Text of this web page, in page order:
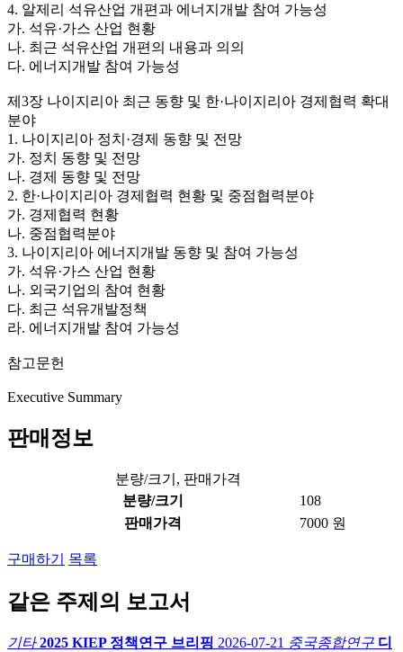
4. 알제리 석유산업 개편과 에너지개발 참여 가능성
가. 석유·가스 산업 현황
나. 최근 석유산업 개편의 내용과 의의
다. 에너지개발 참여 가능성
제3장 나이지리아 최근 동향 및 한·나이지리아 경제협력 확대
분야
1. 나이지리아 정치·경제 동향 및 전망
가. 정치 동향 및 전망
나. 경제 동향 및 전망
2. 한·나이지리아 경제협력 현황 및 중점협력분야
가. 경제협력 현황
나. 중점협력분야
3. 나이지리아 에너지개발 동향 및 참여 가능성
가. 석유·가스 산업 현황
나. 외국기업의 참여 현황
다. 최근 석유개발정책
라. 에너지개발 참여 가능성
참고문헌
Executive Summary
판매정보
분량/크기, 판매가격
분량/크기
108
판매가격
7000 원
구매하기 목록
같은 주제의 보고서
기타 2025 KIEP 정책연구 브리핑 2026-07-21 중국종합연구 디